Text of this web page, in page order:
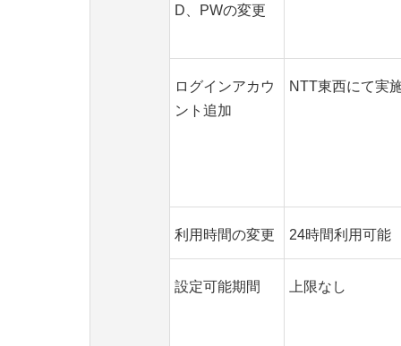
D、PWの変更
ログインアカウ
ント追加
NTT東西にて実
利用時間の変更 24時間利用可能
設定可能期間 上限なし